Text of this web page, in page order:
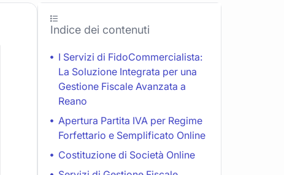
Indice dei contenuti
I Servizi di FidoCommercialista:
La Soluzione Integrata per una
Gestione Fiscale Avanzata a
Reano
Apertura Partita IVA per Regime
Forfettario e Semplificato Online
Costituzione di Società Online